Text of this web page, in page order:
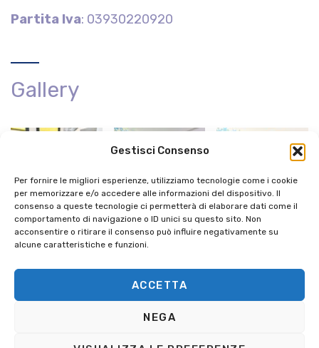
Gestisci Consenso
Per fornire le migliori esperienze, utilizziamo tecnologie come i cookie
per memorizzare e/o accedere alle informazioni del dispositivo. Il
consenso a queste tecnologie ci permetterà di elaborare dati come il
comportamento di navigazione o ID unici su questo sito. Non
acconsentire o ritirare il consenso può influire negativamente su
alcune caratteristiche e funzioni.
ACCETTA
NEGA
Partita Iva: 03930220920
Gallery